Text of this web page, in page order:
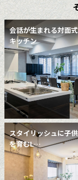
会話が生まれる対面式
キッチン
スタイリッシュに子供
を育むL…